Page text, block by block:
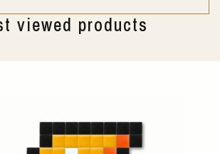
viewed products